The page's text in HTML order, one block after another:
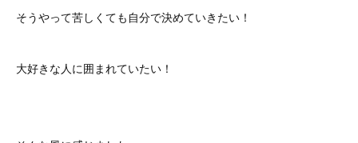
そうやって苦しくても自分で決めていきたい！
大好きな人に囲まれていたい！